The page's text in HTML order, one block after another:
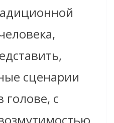
сценарии
с